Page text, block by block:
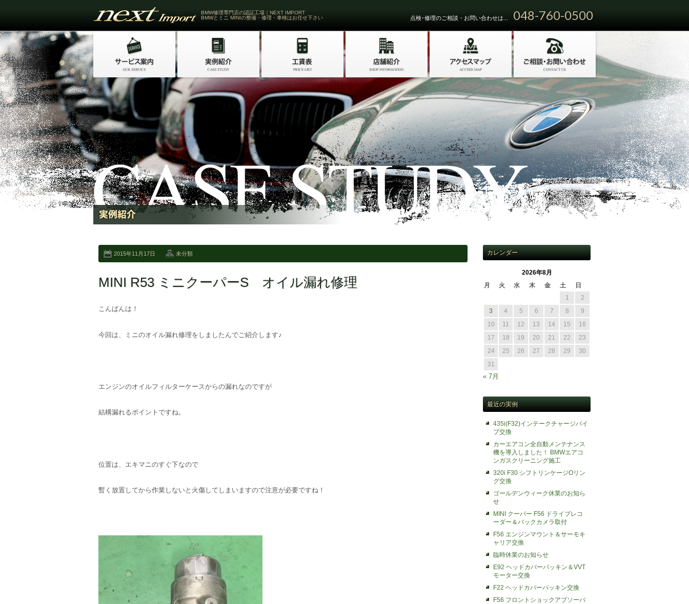
BMW修理専門店の認証工場｜NEXT IMPORT
BMWとミニ MINIの整備・修理・車検はお任せ下さい
点検･修理のご相談・お問い合わせは... 048-760-0500
2015年11月17日 未分類
MINI R53 ミニクーパーS オイル漏れ修理
こんばんは！
今回は、ミニのオイル漏れ修理をしましたんでご紹介します♪
エンジンのオイルフィルターケースからの漏れなのですが
結構漏れるポイントですね。
位置は、エキマニのすぐ下なので
暫く放置してから作業しないと火傷してしまいますので注意が必要ですね！
カレンダー
2026年8月
月
火 水 木 金 土
日
1
2
3
4 5 6 7 8
9
10
11 12 13 14 15
16
17
18 19 20 21 22
23
24
25 26 27 28 29
30
31
« 7月
最近の実例
435i(F32)インテークチャージパイ
プ交換
カーエアコン全自動メンテナンス
機を導入しました！ BMWエアコ
ンガスクリーニング施工
320i F30 シフトリンケージOリン
グ交換
ゴールデンウィーク休業のお知ら
せ
MINI クーパー F56 ドライブレコ
ーダー＆バックカメラ取付
F56 エンジンマウント＆サーモキ
ャリア交換
臨時休業のお知らせ
E92 ヘッドカバーパッキン＆VVT
モーター交換
F22 ヘッドカバーパッキン交換
F56 フロントショックアブソーバ